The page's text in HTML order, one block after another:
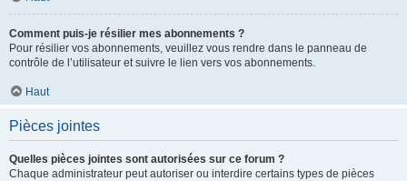
Comment puis-je résilier mes abonnements ?
Pour résilier vos abonnements, veuillez vous rendre dans le panneau de
contrôle de l’utilisateur et suivre le lien vers vos abonnements.
Haut
Pièces jointes
Quelles pièces jointes sont autorisées sur ce forum ?
Chaque administrateur peut autoriser ou interdire certains types de pièces